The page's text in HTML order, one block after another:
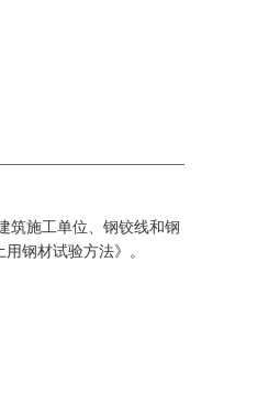
筑施工单位、钢铰线和钢
用钢材试验方法》。